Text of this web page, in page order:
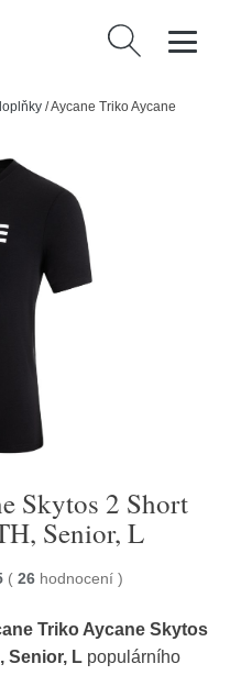
Vyhledávání
/Aycane Triko Aycane
L
Skytos 2 Short
Senior, L
( 26 hodnocení )
Triko Aycane Skytos
Senior, L populárního